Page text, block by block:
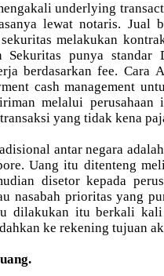
underlying
lewat notaris. Jual
melakukan
Sekuritas punya
berdasarkan fee. Cara
cash management
melalui perusahaan
yang tidak kena
antar negara
Uang itu ditenteng
disetor kepada
nasabah prioritas yang
dilakukan itu berkali kali
ke rekening tujuan